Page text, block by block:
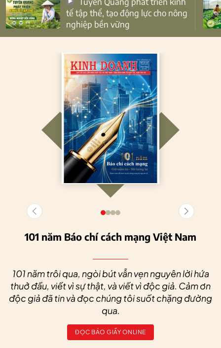
tế tập thể, tạo động lực cho nông
nghiệp bền vững
101 năm Báo chí cách mạng Việt Nam
101 năm trôi qua, ngòi bút vẫn vẹn nguyên lời hứa
thuở đầu, viết vì sự thật, và viết vì độc giả. Cảm ơn
độc giả đã tin và đọc chúng tôi suốt chặng đường
qua.
ĐỌC BÁO GIẤY ONLINE